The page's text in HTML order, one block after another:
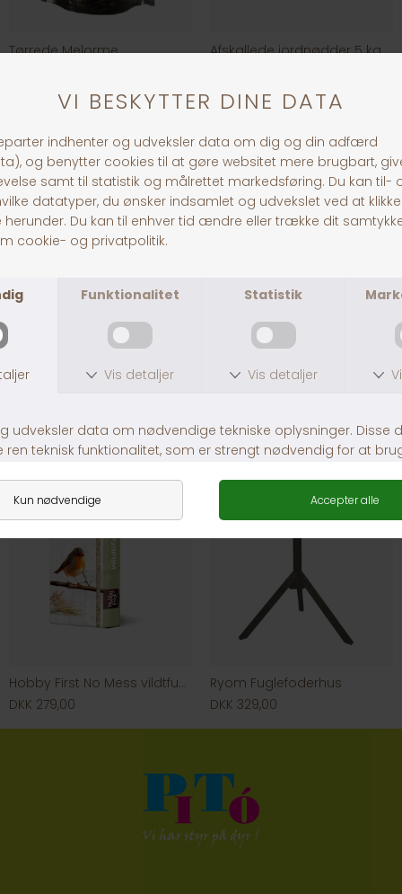
Tørrede Melorme
Afskallede jordnødder 5 kg
DKK 169,00
Hobby First No Mess vildtfugleblanding
DKK 279,00
Ryom Fuglefoderhus
DKK 329,00